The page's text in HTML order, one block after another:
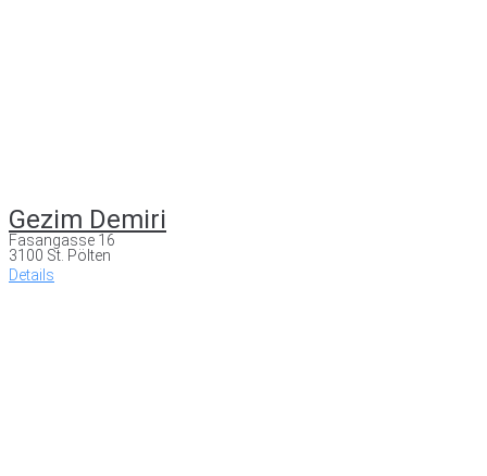
Gezim Demiri
Fasangasse 16
3100 St. Pölten
Details